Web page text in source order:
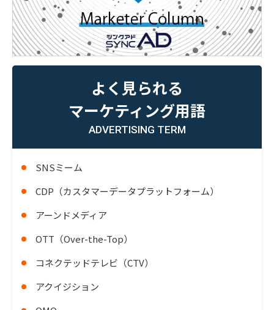
よく見られる
マーケティング用語
ADVERTISING TERM
SNSミーム
CDP（カスタマーデータプラットフォーム）
アーンドメディア
OTT（Over-the-Top）
コネクテッドテレビ（CTV）
アクイジション